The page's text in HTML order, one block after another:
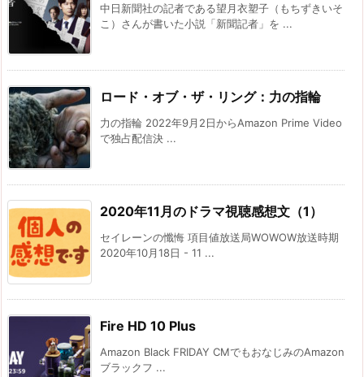
中日新聞社の記者である望月衣塑子（もちずきいそ
こ）さんが書いた小説「新聞記者」を ...
ロード・オブ・ザ・リング：力の指輪
力の指輪 2022年9月2日からAmazon Prime Video
で独占配信決 ...
2020年11月のドラマ視聴感想文（1）
セイレーンの懺悔 項目値放送局WOWOW放送時期
2020年10月18日 - 11 ...
Fire HD 10 Plus
Amazon Black FRIDAY CMでもおなじみのAmazon
ブラックフ ...